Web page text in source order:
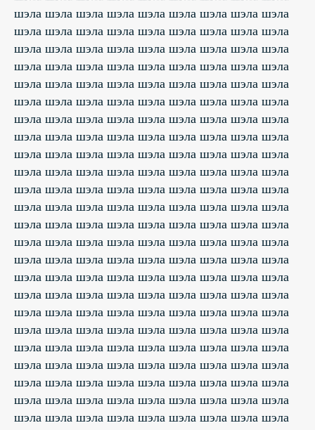
шэла шэла шэла шэла шэла шэла шэла шэла шэла
шэла шэла шэла шэла шэла шэла шэла шэла шэла
шэла шэла шэла шэла шэла шэла шэла шэла шэла
шэла шэла шэла шэла шэла шэла шэла шэла шэла
шэла шэла шэла шэла шэла шэла шэла шэла шэла
шэла шэла шэла шэла шэла шэла шэла шэла шэла
шэла шэла шэла шэла шэла шэла шэла шэла шэла
шэла шэла шэла шэла шэла шэла шэла шэла шэла
шэла шэла шэла шэла шэла шэла шэла шэла шэла
шэла шэла шэла шэла шэла шэла шэла шэла шэла
шэла шэла шэла шэла шэла шэла шэла шэла шэла
шэла шэла шэла шэла шэла шэла шэла шэла шэла
шэла шэла шэла шэла шэла шэла шэла шэла шэла
шэла шэла шэла шэла шэла шэла шэла шэла шэла
шэла шэла шэла шэла шэла шэла шэла шэла шэла
шэла шэла шэла шэла шэла шэла шэла шэла шэла
шэла шэла шэла шэла шэла шэла шэла шэла шэла
шэла шэла шэла шэла шэла шэла шэла шэла шэла
шэла шэла шэла шэла шэла шэла шэла шэла шэла
шэла шэла шэла шэла шэла шэла шэла шэла шэла
шэла шэла шэла шэла шэла шэла шэла шэла шэла
шэла шэла шэла шэла шэла шэла шэла шэла шэла
шэла шэла шэла шэла шэла шэла шэла шэла шэла
шэла шэла шэла шэла шэла шэла шэла шэла шэла